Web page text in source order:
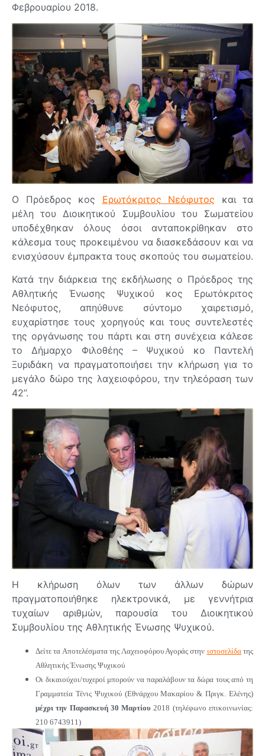
Φεβρουαρίου 2018.
Ο Πρόεδρος κος Ερωτόκριτος Νεόφυτος και τα
μέλη του Διοικητικού Συμβουλίου του Σωματείου
υποδέχθηκαν όλους όσοι ανταποκρίθηκαν στο
κάλεσμα τους προκειμένου να διασκεδάσουν και να
ενισχύσουν έμπρακτα τους σκοπούς του σωματείου.
Κατά την διάρκεια της εκδήλωσης ο Πρόεδρος της
Αθλητικής Ένωσης Ψυχικού κος Ερωτόκριτος
Νεόφυτος, απηύθυνε σύντομο χαιρετισμό,
ευχαρίστησε τους χορηγούς και τους συντελεστές
της οργάνωσης του πάρτι και στη συνέχεια κάλεσε
το Δήμαρχο Φιλοθέης – Ψυχικού κο Παντελή
Ξυριδάκη να πραγματοποιήσει την κλήρωση για το
μεγάλο δώρο της λαχειοφόρου, την τηλεόραση των
42’’.
Η κλήρωση όλων των άλλων δώρων
πραγματοποιήθηκε ηλεκτρονικά, με γεννήτρια
τυχαίων αριθμών, παρουσία του Διοικητικού
Συμβουλίου της Αθλητικής Ένωσης Ψυχικού.
Δείτε τα Αποτελέσματα της Λαχειοφόρου Αγοράς στην ιστοσελίδατης
Αθλητικής Ένωσης Ψυχικού
Οι δικαιούχοι/τυχεροί μπορούν να παραλάβουν τα δώρα τους από τη
Γραμματεία Τένις Ψυχικού (Εθνάρχου Μακαρίου & Πριγκ. Ελένης)
μέχρι την Παρασκευή 30 Μαρτίου 2018 (τηλέφωνο επικοινωνίας:
210 6743911)